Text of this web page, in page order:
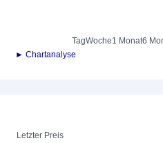
TagWoche1 Monat6
► Chartanalyse
Letzter Preis